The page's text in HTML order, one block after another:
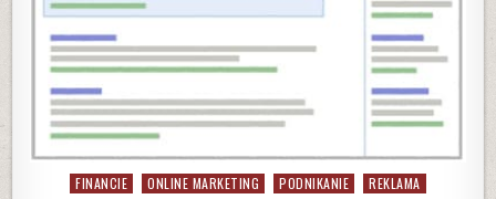
Posted
FINANCIE ONLINE MARKETING PODNIKANIE REKLAMA